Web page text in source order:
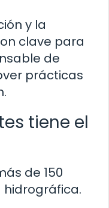
y la
clave para
de
prácticas
tiene el
de 150
hidrográfica.